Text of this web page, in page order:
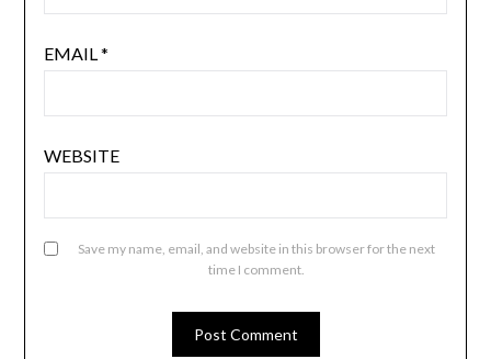
EMAIL *
WEBSITE
Save my name, email, and website in this browser for the next
time I comment.